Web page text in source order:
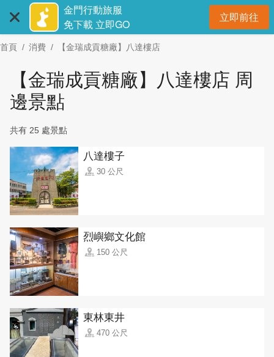
主
要
金門行動旅服
免下載 立即GO
立即前往開
首頁 消費 【金瑞成貢糖廠】八達樓店
【金瑞成貢糖廠】八達樓店 周
邊景點
共有 25 處景點
八達樓子
30 公尺
烈嶼鄉文化館
150 公尺
東林東井
470 公尺